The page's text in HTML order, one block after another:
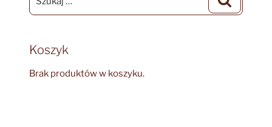
Koszyk
Brak produktów w koszyku.